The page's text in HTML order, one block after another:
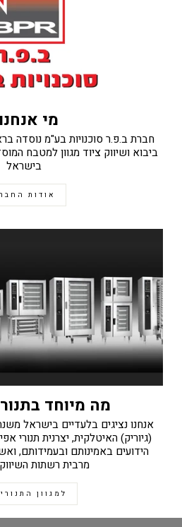
מי
ביבוא ושיווק ציוד מגוון למטבח
בישראל
אודות
מה מיוחד
(גיוריק) האיטלקית, יצרנית תנורי
הידועים באמינותם ובעמידותם,
מרבית רשתות
למגוון